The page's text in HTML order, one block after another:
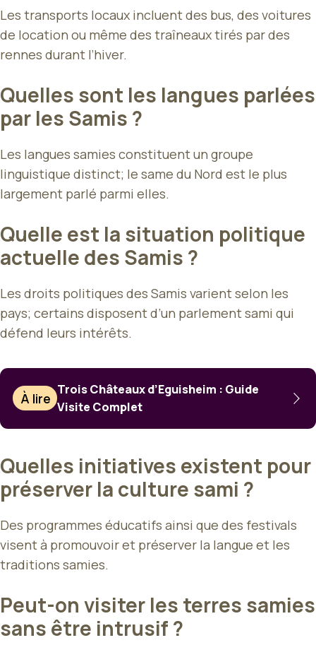
Les transports locaux incluent des bus, des voitures
de location ou même des traîneaux tirés par des
rennes durant l’hiver.
Quelles sont les langues parlées
par les Samis ?
Les langues samies constituent un groupe
linguistique distinct; le same du Nord est le plus
largement parlé parmi elles.
Quelle est la situation politique
actuelle des Samis ?
Les droits politiques des Samis varient selon les
pays; certains disposent d’un parlement sami qui
défend leurs intérêts.
À lire
Trois Châteaux d’Eguisheim : Guide
Visite Complet
Quelles initiatives existent pour
préserver la culture sami ?
Des programmes éducatifs ainsi que des festivals
visent à promouvoir et préserver la langue et les
traditions samies.
Peut-on visiter les terres samies
sans être intrusif ?